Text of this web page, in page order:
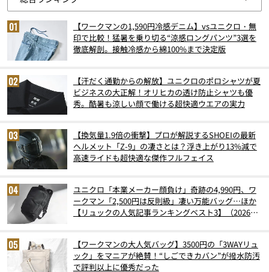
【ワークマンの1,590円冷感デニム】vsユニクロ・無
印で比較！猛暑を乗り切る“涼感ロングパンツ”3選を
徹底解剖。接触冷感から綿100%まで決定版
【汗だく通勤からの解放】ユニクロのポロシャツが夏
ビジネスの大正解！オリヒカの透け防止シャツも優
秀。酷暑も涼しい顔で働ける超快適ウエアの実力
【換気量1.9倍の衝撃】プロが解説するSHOEIの最新
ヘルメット「Z-9」の凄さとは？浮き上がり13%減で
高速ライドも超快適な傑作フルフェイス
ユニクロ「本業メーカー顔負け」奇跡の4,990円、ワ
ークマン「2,500円は反則級」凄い万能バッグ…ほか
【リュックの人気記事ランキングベスト3】（2026年
【ワークマンの大人気バッグ】3500円の「3WAYリュ
ック」をマニアが絶賛！“しごできカバン”が撥水防汚
で評判以上に優秀だった